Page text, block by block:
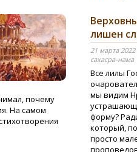
почему
На самом
лишен
21 марта 2022
сахасра-нама
Все лилы
мы видим
форму?
который,
просто